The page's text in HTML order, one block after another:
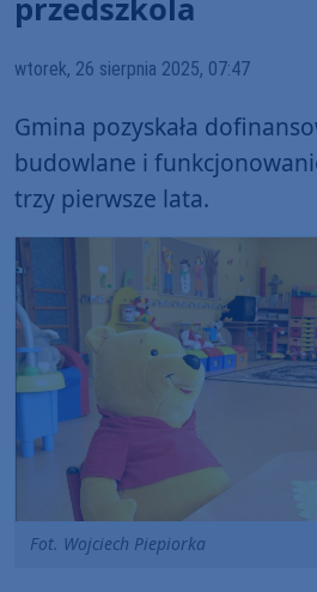
przedszkola
wtorek, 26 sierpnia 2025, 07:47
Gmina pozyskała
budowlane i
trzy pierwsze lata.
Fot. Wojciech Piepiorka